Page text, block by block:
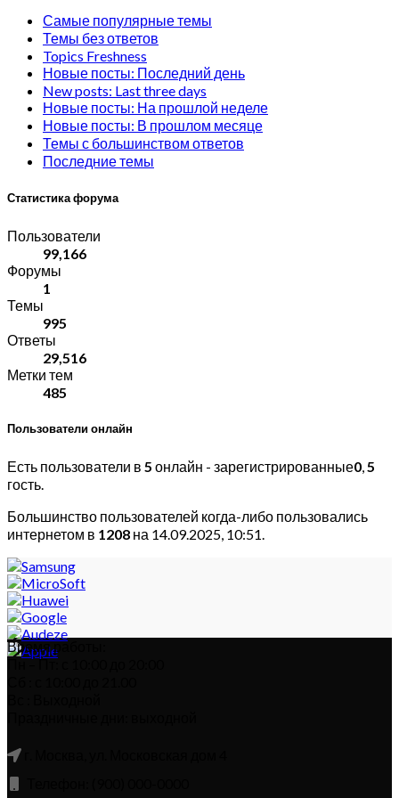
Самые популярные темы
Темы без ответов
Topics Freshness
Новые посты: Последний день
New posts: Last three days
Новые посты: На прошлой неделе
Новые посты: В прошлом месяце
Темы с большинством ответов
Последние темы
Статистика форума
Пользователи
99,166
Форумы
1
Темы
995
Ответы
29,516
Метки тем
485
Пользователи онлайн
Есть пользователи в 5 онлайн - зарегистрированные0,5
гость.
Большинство пользователей когда-либо пользовались
интернетом в 1208 на 14.09.2025, 10:51.
Время работы:
Пн – Пт: с 10:00 до 20:00